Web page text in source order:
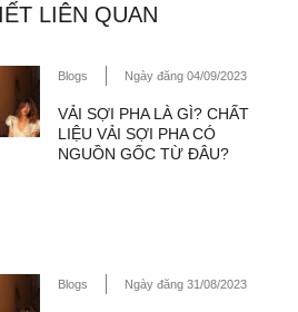
LIÊN QUAN
Blogs Ngày đăng 04/09/2023
VẢI SỢI PHA LÀ GÌ? CHẤT
LIỆU VẢI SỢI PHA CÓ
NGUỒN GỐC TỪ ĐÂU?
Blogs Ngày đăng 31/08/2023